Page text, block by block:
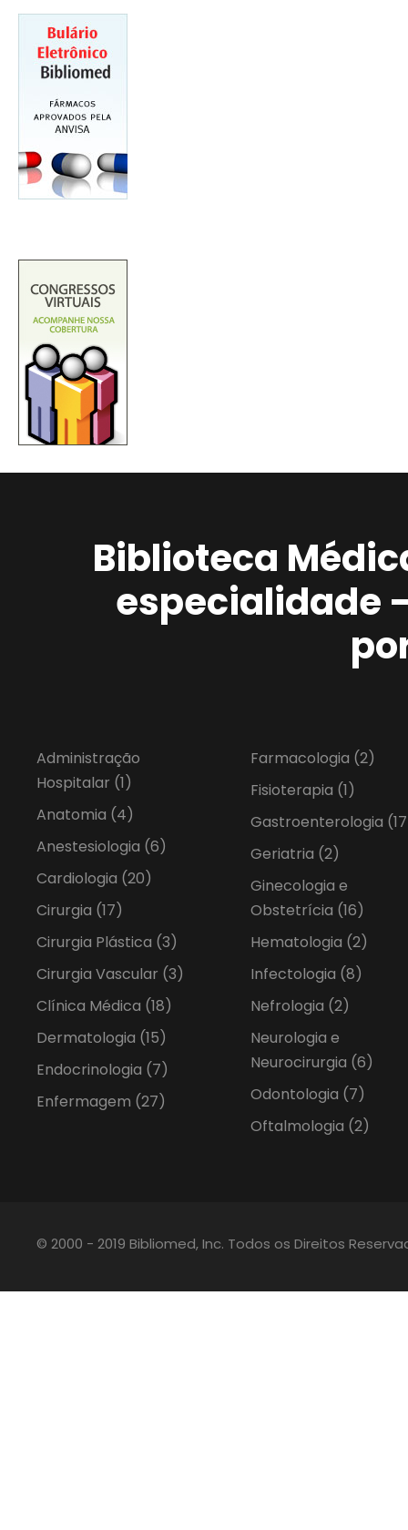
Biblioteca
especialidade
Administração
Hospitalar (1)
Anatomia (4)
Anestesiologia (6)
Cardiologia (20)
Cirurgia (17)
Cirurgia Plástica (3)
Cirurgia Vascular (3)
Clínica Médica (18)
Dermatologia (15)
Endocrinologia (7)
Enfermagem (27)
Farmacologia (2)
Fisioterapia (1)
Gastroenterologia
Geriatria (2)
Ginecologia e
Obstetrícia (16)
Hematologia (2)
Infectologia (8)
Nefrologia (2)
Neurologia e
Neurocirurgia (6)
Odontologia (7)
Oftalmologia (2)
© 2000 - 2019 Bibliomed, Inc. Todos os Direitos